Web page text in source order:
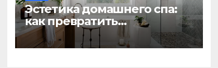
Эстетика домашнего спа:
как превратить
ежедневную гигиену в
восстанавливающий